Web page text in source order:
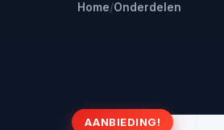
Home/Onderdelen
AANBIEDING!